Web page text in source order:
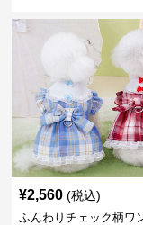
¥2,560 (税込)
ふんわりチェック柄ワ